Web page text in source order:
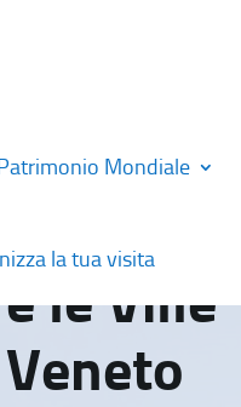
Mondiale
la tua visita
le Ville